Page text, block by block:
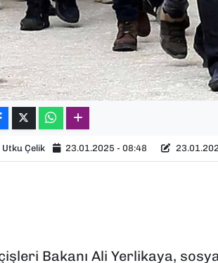
Utku Çelik 23.01.2025 - 08:48
Bakanı Ali Yerlikaya,